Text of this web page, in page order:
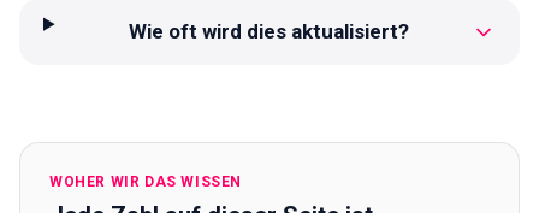
Wie oft wird dies aktualisiert?
WOHER WIR DAS WISSEN